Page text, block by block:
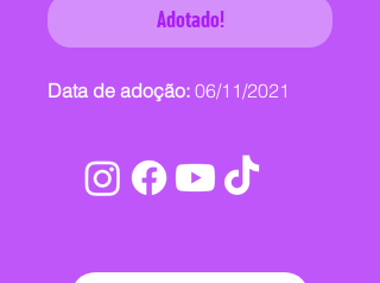
Adotado!
Data de adoção: 06/11/2021